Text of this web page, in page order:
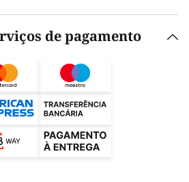
de pagamento